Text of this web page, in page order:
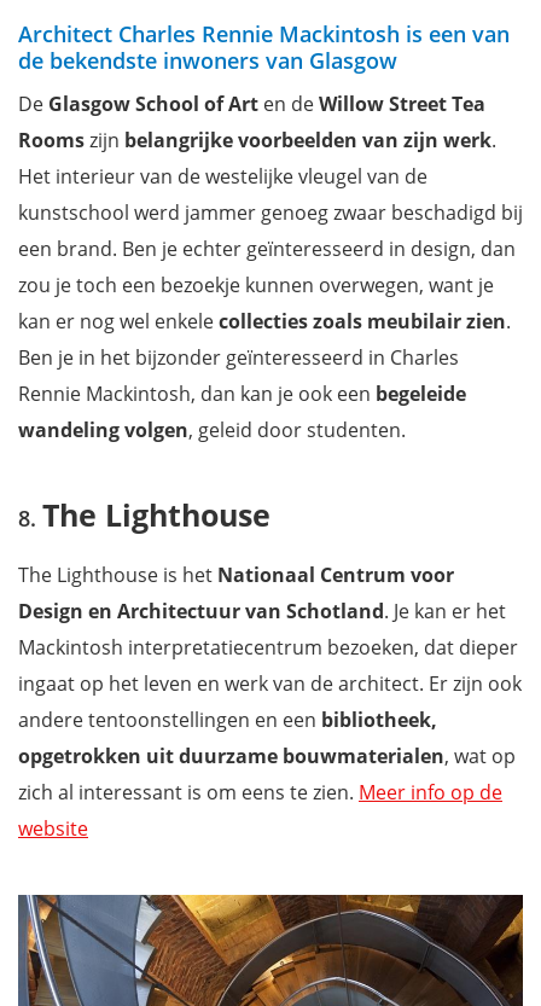
Architect Charles Rennie Mackintosh is een van
de bekendste inwoners van Glasgow
De Glasgow School of Art en deWillow Street Tea
Roomszijn belangrijke voorbeelden van zijn werk.
Het interieur van de westelijke vleugel van de
kunstschool werd jammer genoeg zwaar beschadigd bij
een brand. Ben je echter geïnteresseerd in design, dan
zou je toch een bezoekje kunnen overwegen, want je
kan er nog wel enkelecollecties zoals meubilair zien.
Ben je in het bijzonder geïnteresseerd in Charles
Rennie Mackintosh, dan kan je ook een begeleide
wandelingvolgen, geleid door studenten.
The Lighthouse
The Lighthouse is het Nationaal Centrum voor
Design en Architectuur van Schotland. Je kan er het
Mackintosh interpretatiecentrum bezoeken, dat dieper
ingaat op het leven en werk van de architect. Er zijn ook
andere tentoonstellingen en een bibliotheek,
opgetrokken uit duurzame bouwmaterialen, wat op
zich al interessant is om eens te zien. Meer info op de
website